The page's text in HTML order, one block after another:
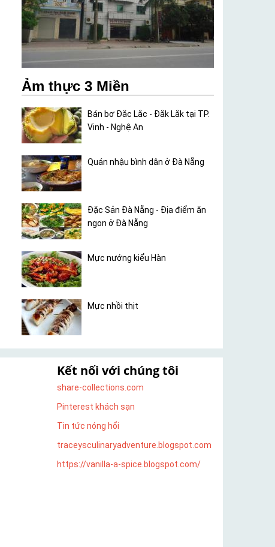
Ảm thực 3 Miền
Bán bơ Đắc Lắc - Đắk Lắk tại TP.
Vinh - Nghệ An
Quán nhậu bình dân ở Đà Nẵng
Đặc Sản Đà Nẵng - Địa điểm ăn
ngon ở Đà Nẵng
Mực nướng kiểu Hàn
Mực nhồi thịt
Kết nối với chúng tôi
share-collections.com
Pinterest khách sạn
Tin tức nóng hổi
traceysculinaryadventure.blogspot.com
https://vanilla-a-spice.blogspot.com/